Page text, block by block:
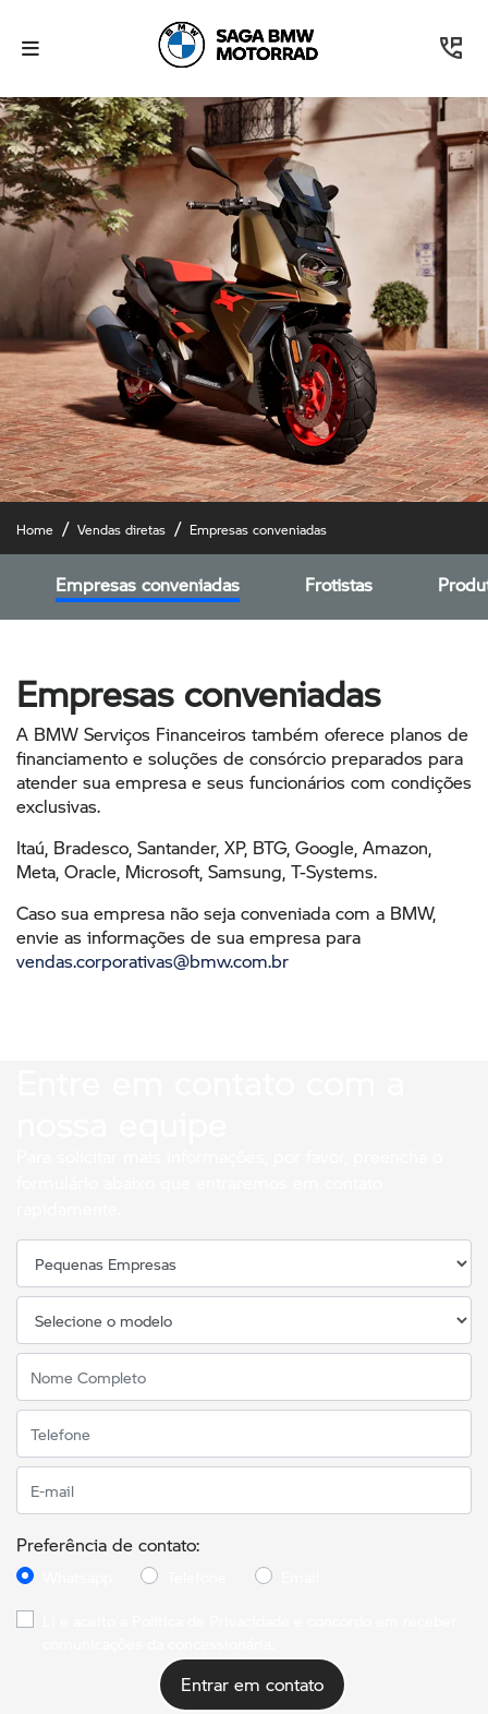
Home Vendas diretas Empresas conveniadas
Frotistas
Empresas conveniadas
Empresas conveniadas
A BMW Serviços Financeiros também oferece planos de
financiamento e soluções de consórcio preparados para
atender sua empresa e seus funcionários com condições
exclusivas.
Itaú, Bradesco, Santander, XP, BTG, Google, Amazon,
Meta, Oracle, Microsoft, Samsung, T-Systems.
Caso sua empresa não seja conveniada com a BMW,
envie as informações de sua empresa para
vendas.corporativas@bmw.com.br
Preferência de contato:
Entrar em contato